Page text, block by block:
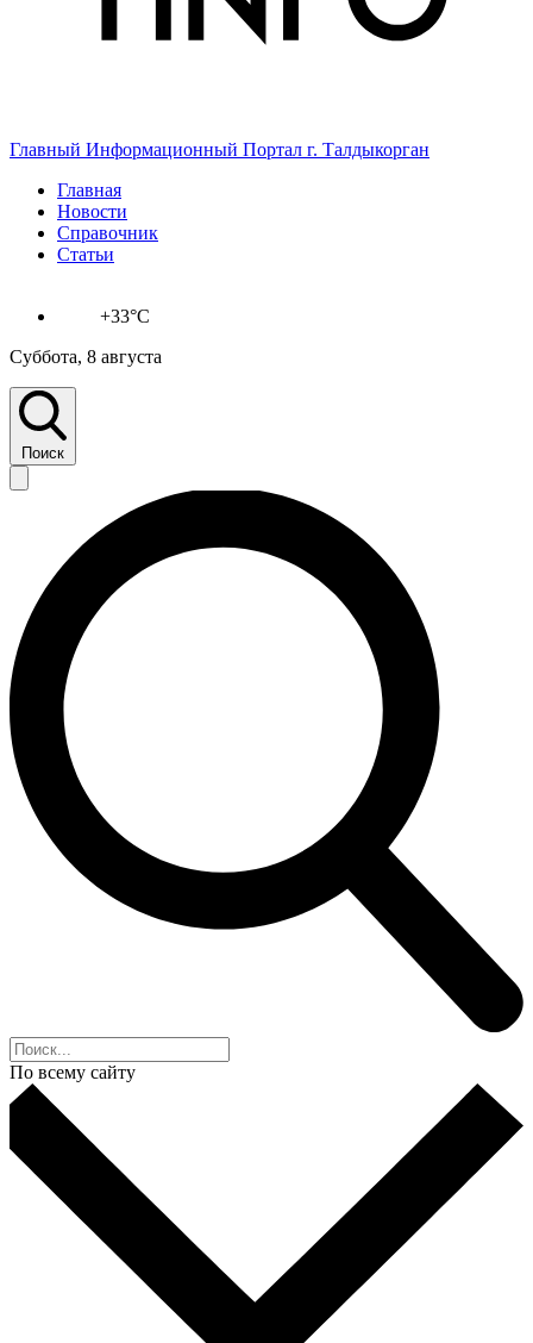
Главный Информационный Портал г. Талдыкорган
Главная
Новости
Справочник
Статьи
+33°C
Суббота, 8 августа
Поиск
По всему сайту